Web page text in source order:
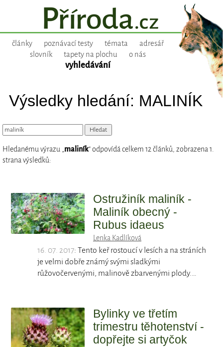
články poznávací testy témata
adresář
slovník
tapety na plochu o nás
vyhledávání
Výsledky hledání: MALINÍK
Hledanému výrazu „maliník“ odpovídá celkem 12 článků, zobrazena 1.
strana výsledků:
Ostružiník maliník -
Maliník obecný -
Rubus idaeus
Lenka Kadlíková
16. 07. 2017: Tento keř rostoucí v lesích a na stráních
je velmi dobře známý svými sladkými
růžovočervenými, malinově zbarvenými plody.…
Bylinky ve třetím
trimestru těhotenství -
dopřejte si artyčok